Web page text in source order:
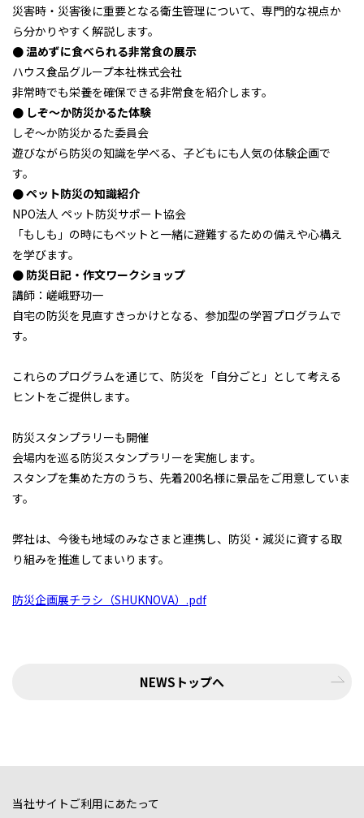
災害時・災害後に重要となる衛生管理について、専門的な視点か
ら分かりやすく解説します。
● 温めずに食べられる非常食の展示
ハウス食品グループ本社株式会社
非常時でも栄養を確保できる非常食を紹介します。
● しぞ～か防災かるた体験
しぞ～か防災かるた委員会
遊びながら防災の知識を学べる、子どもにも人気の体験企画で
す。
● ペット防災の知識紹介
NPO法人 ペット防災サポート協会
「もしも」の時にもペットと一緒に避難するための備えや心構え
を学びます。
● 防災日記・作文ワークショップ
講師：嵯峨野功一
自宅の防災を見直すきっかけとなる、参加型の学習プログラムで
す。
これらのプログラムを通じて、防災を「自分ごと」として考える
ヒントをご提供します。
防災スタンプラリーも開催
会場内を巡る防災スタンプラリーを実施します。
スタンプを集めた方のうち、先着200名様に景品をご用意していま
す。
弊社は、今後も地域のみなさまと連携し、防災・減災に資する取
り組みを推進してまいります。
防災企画展チラシ（SHUKNOVA）.pdf
NEWSトップへ
当社サイトご利用にあたって